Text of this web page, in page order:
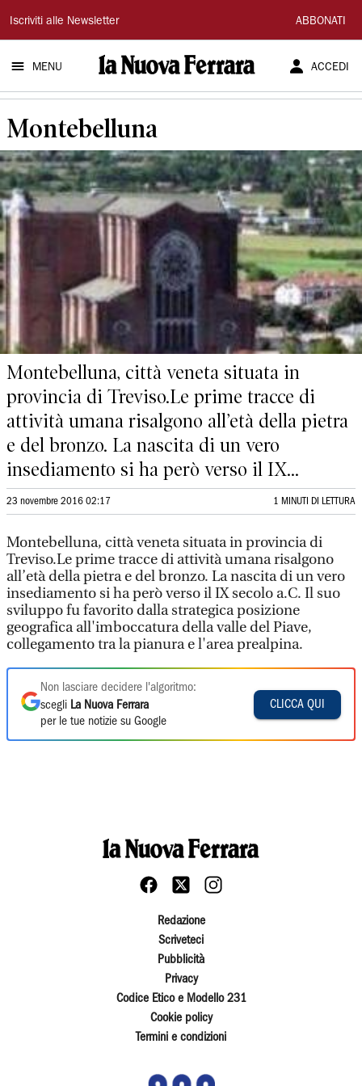
La
Nuova
Ferrara
Iscriviti alle Newsletter ABBONATI
MENU ACCEDI
Montebelluna
Montebelluna, città veneta situata in
provincia di Treviso.Le prime tracce di
attività umana risalgono all’età della pietra
e del bronzo. La nascita di un vero
insediamento si ha però verso il IX...
23 novembre 2016 02:17 1 MINUTI DI LETTURA
Montebelluna, città veneta situata in provincia di
Treviso.Le prime tracce di attività umana risalgono
all’età della pietra e del bronzo. La nascita di un vero
insediamento si ha però verso il IX secolo a.C. Il suo
sviluppo fu favorito dalla strategica posizione
geografica all'imboccatura della valle del Piave,
collegamento tra la pianura e l'area prealpina.
Non lasciare decidere l'algoritmo:
scegli La Nuova Ferrara
per le tue notizie su Google
CLICCA QUI
Redazione
Scriveteci
Pubblicità
Privacy
Codice Etico e Modello 231
Cookie policy
Termini e condizioni